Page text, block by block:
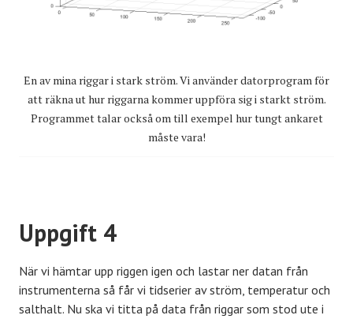
En av mina riggar i stark ström. Vi använder datorprogram för
att räkna ut hur riggarna kommer uppföra sig i starkt ström.
Programmet talar också om till exempel hur tungt ankaret
måste vara!
Uppgift 4
När vi hämtar upp riggen igen och lastar ner datan från
instrumenterna så får vi tidserier av ström, temperatur och
salthalt. Nu ska vi titta på data från riggar som stod ute i